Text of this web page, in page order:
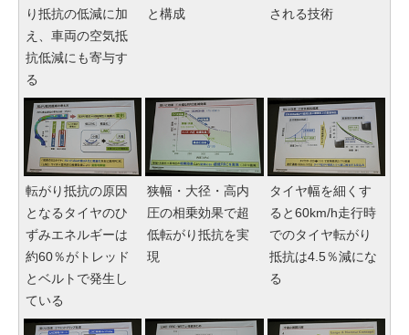
り抵抗の低減に加
え、車両の空気抵
抗低減にも寄与す
る
と構成
される技術
転がり抵抗の原因
となるタイヤのひ
ずみエネルギーは
約60％がトレッド
とベルトで発生し
ている
狭幅・大径・高内
圧の相乗効果で超
低転がり抵抗を実
現
タイヤ幅を細くす
ると60km/h走行時
でのタイヤ転がり
抵抗は4.5％減にな
る